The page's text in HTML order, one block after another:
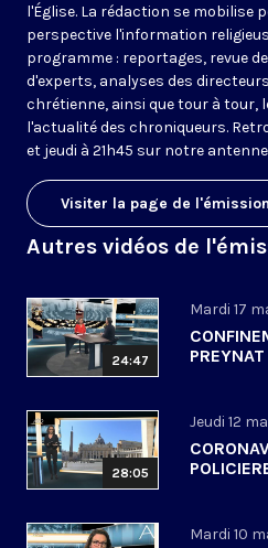
l'Église. La rédaction se mobilise
perspective l'information
programme : reportages, revue
d'experts, analyses des
chrétienne, ainsi que tour à tour,
l'actualité des chroniqueurs.
et jeudi à 21h45 sur notre
Visiter la page de l'émission
Autres vidéos de
24:47
Mardi 17
28:05
Jeudi 12
Mardi 10